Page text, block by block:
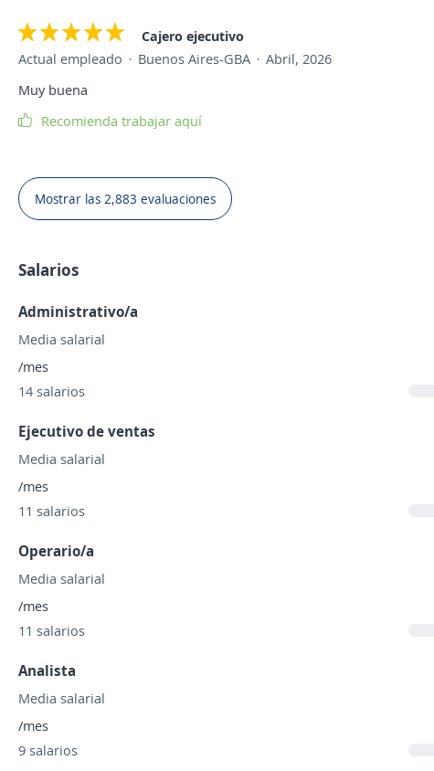
Cajero ejecutivo
Actual empleado
Buenos Aires-GBA
Abril, 2026
Muy buena
Recomienda trabajar aquí
Mostrar las 2,883 evaluaciones
Salarios
Administrativo/a
Media salarial
/mes
14 salarios
Ejecutivo de ventas
Media salarial
/mes
11 salarios
Operario/a
Media salarial
/mes
11 salarios
Analista
Media salarial
/mes
9 salarios